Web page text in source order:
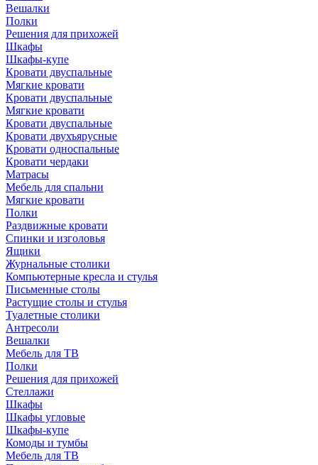
Вешалки
Полки
Решения для прихожей
Шкафы
Шкафы-купе
Кровати двуспальные
Мягкие кровати
Кровати двуспальные
Мягкие кровати
Кровати двуспальные
Кровати двухъярусные
Кровати односпальные
Кровати чердаки
Матрасы
Мебель для спальни
Мягкие кровати
Полки
Раздвижные кровати
Спинки и изголовья
Ящики
Журнальные столики
Компьютерные кресла и стулья
Письменные столы
Растущие столы и стулья
Туалетные столики
Антресоли
Вешалки
Мебель для ТВ
Полки
Решения для прихожей
Стеллажи
Шкафы
Шкафы угловые
Шкафы-купе
Комоды и тумбы
Мебель для ТВ